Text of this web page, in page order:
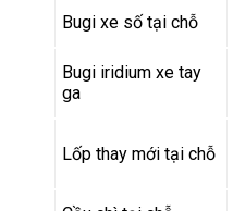
Bugi xe số tại chỗ
Bugi iridium xe tay
ga
Lốp thay mới tại chỗ